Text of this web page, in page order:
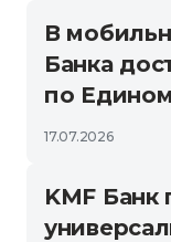
В
Банка
по
17.07.2026
KMF Банк